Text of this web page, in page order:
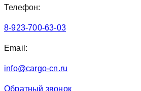
Телефон:
8-923-700-63-03
Email:
info@cargo-cn.ru
Обратный звонок